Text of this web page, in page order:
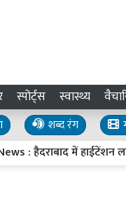
स्पोर्ट्स स्वास्थ्य
शब्द रंग
हैदराबाद में हाईटेंशन